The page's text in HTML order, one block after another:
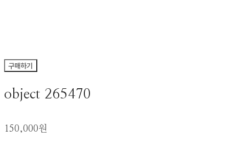
구매하기
object 265470
150,000원